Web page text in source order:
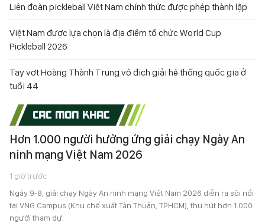
Liên đoàn pickleball Việt Nam chính thức được phép thành lập
Việt Nam được lựa chọn là địa điểm tổ chức World Cup
Pickleball 2026
Tay vợt Hoàng Thành Trung vô địch giải hệ thống quốc gia ở
tuổi 44
CÁC MÔN KHÁC
Hơn 1.000 người hưởng ứng giải chạy Ngày An
ninh mạng Việt Nam 2026
1 giờ trước
Ngày 9-8, giải chạy Ngày An ninh mạng Việt Nam 2026 diễn ra sôi nổi
tại VNG Campus (Khu chế xuất Tân Thuận, TPHCM), thu hút hơn 1.000
người tham dự.